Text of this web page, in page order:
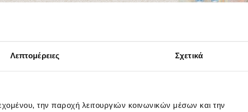
Λεπτομέρειες Σχετικά
την παροχή λειτουργιών κοινωνικών μέσων και την